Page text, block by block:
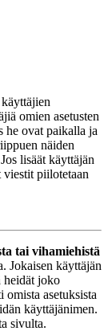
omien asetusten
he ovat paikalla ja
näiden
lisäät käyttäjän
piilotetaan
tai vihamiehistä
Jokaisen käyttäjän
heidät joko
asetuksista
käyttäjänimen.
sivulta.